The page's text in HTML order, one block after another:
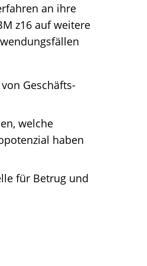
an ihre
z16 auf weitere
Geschäfts-
welche
haben
für Betrug und